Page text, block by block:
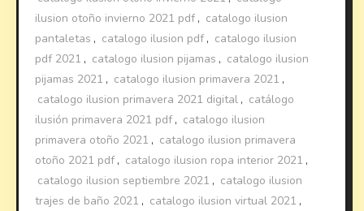
ilusion otoño invierno 2021 pdf , catalogo ilusion
pantaletas , catalogo ilusion pdf , catalogo ilusion
pdf 2021 , catalogo ilusion pijamas , catalogo ilusion
pijamas 2021 , catalogo ilusion primavera 2021 ,
catalogo ilusion primavera 2021 digital , catálogo
ilusión primavera 2021 pdf , catalogo ilusion
primavera otoño 2021 , catalogo ilusion primavera
otoño 2021 pdf , catalogo ilusion ropa interior 2021 ,
catalogo ilusion septiembre 2021 , catalogo ilusion
trajes de baño 2021 , catalogo ilusion virtual 2021 ,